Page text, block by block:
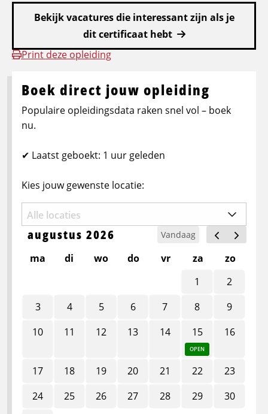
Bekijk vacatures die interessant zijn als je
dit certificaat hebt
Print deze opleiding
Boek direct jouw opleiding
Populaire opleidingsdata raken snel vol – boek
nu.
✔ Laatst geboekt: 1 uur geleden
Kies jouw gewenste locatie:
augustus 2026 Vandaag
ma di wo do vr za
zo
1
2
3
4 5 6 7 8
9
10
11 12 13 14 15
OPEN
16
17 18 19 20 21 22
23
24
25 26 27 28 29
30